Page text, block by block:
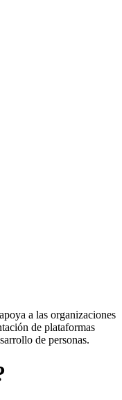
a las organizaciones
de plataformas
de personas.